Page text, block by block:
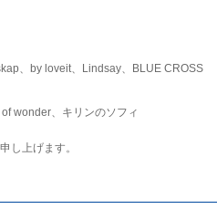
、by loveit、Lindsay、BLUE CROSS
wonder、キリンのソフィ
し上げます。